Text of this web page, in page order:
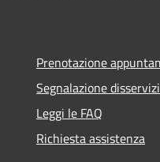
Prenotazione
Segnalazione
Leggi le FAQ
Richiesta assistenza